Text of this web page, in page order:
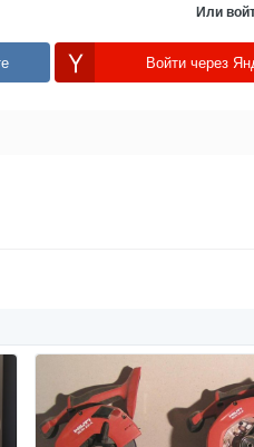
Или
Войти через